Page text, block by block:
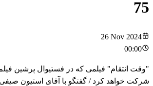
75
26 Nov 2024
00:00
شرکت خواهد کرد / گفتگو با آقای استیون صیفی